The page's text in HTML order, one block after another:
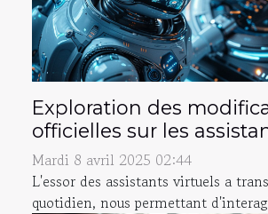
Exploration des
officielles sur les
Mardi 8 avril 2025 02:44
L'essor des assistants virtuels a
quotidien, nous permettant